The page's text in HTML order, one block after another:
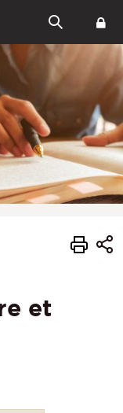
et